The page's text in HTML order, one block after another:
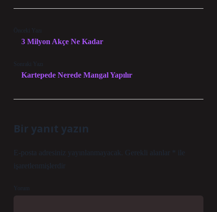
Önceki Yazı
3 Milyon Akçe Ne Kadar
Sonraki Yazı
Kartepede Nerede Mangal Yapılır
Bir yanıt yazın
E-posta adresiniz yayınlanmayacak. Gerekli alanlar
ile
işaretlenmişlerdir
Yorum